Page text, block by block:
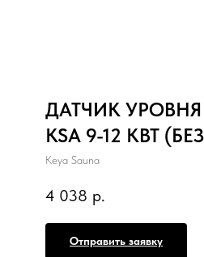
ДАТЧИК УРОВНЯ
KSA 9-12 КВТ
Keya Sauna
4 038 р.
Отправить заявку